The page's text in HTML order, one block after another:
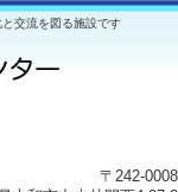
交流を図る施設です
〒242-0008